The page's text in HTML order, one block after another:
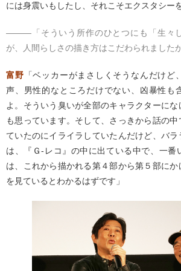
には身震いもしたし、それこそエクスタシー
―――「そういう所作のひとつにも「生々
が、人間らしさの描き方はこだわられましたか
富野 「ベッカーがまさしくそうなんだけど
声、男性的なところだけでない、凶暴性も
よ。そういう臭いが全部のキャラクターに
も思っています。そして、さっきから話の
ていたのにイライラしていたんだけど、バ
は、『Ｇ-レコ』の中に出ている中で、一番
は、これから描かれる第４部から第５部に
を見ているとわかるはずです」